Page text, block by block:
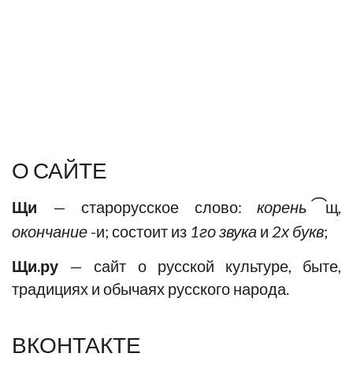
О САЙТЕ
Щи — старорусское слово:корень ͡щ,
окончание -и; состоит из 1го звука и 2х букв;
Щи.ру — сайт о русской культуре, быте,
традициях и обычаях русского народа.
ВКОНТАКТЕ